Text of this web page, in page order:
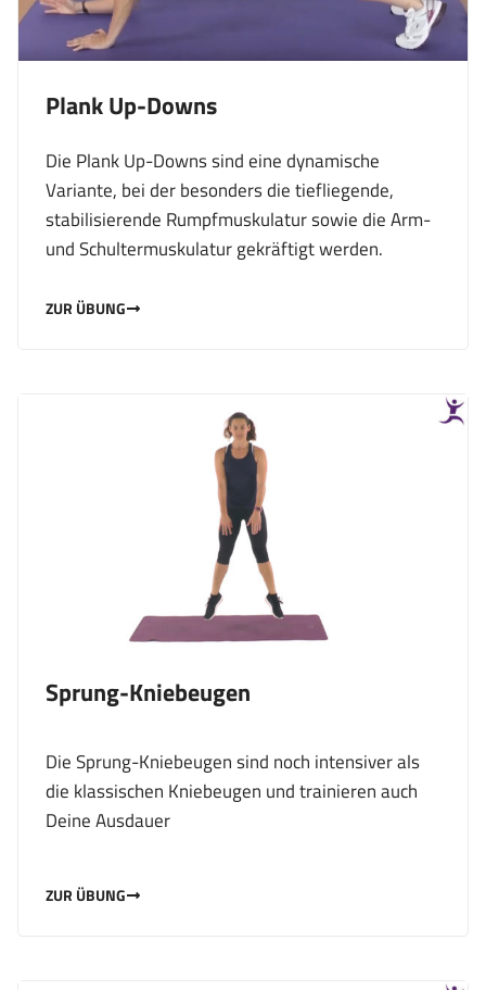
Plank Up-Downs
Die Plank Up-Downs sind eine dynamische
Variante, bei der besonders die tiefliegende,
stabilisierende Rumpfmuskulatur sowie die Arm-
und Schultermuskulatur gekräftigt werden.
ZUR ÜBUNG
Sprung-Kniebeugen
Die Sprung-Kniebeugen sind noch intensiver als
die klassischen Kniebeugen und trainieren auch
Deine Ausdauer
ZUR ÜBUNG